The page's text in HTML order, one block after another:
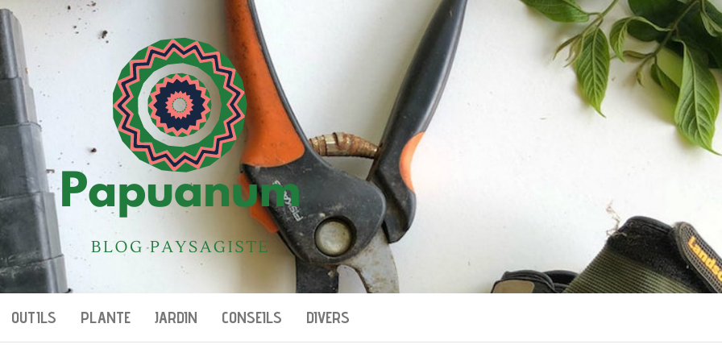
OUTILS PLANTE JARDIN CONSEILS DIVERS